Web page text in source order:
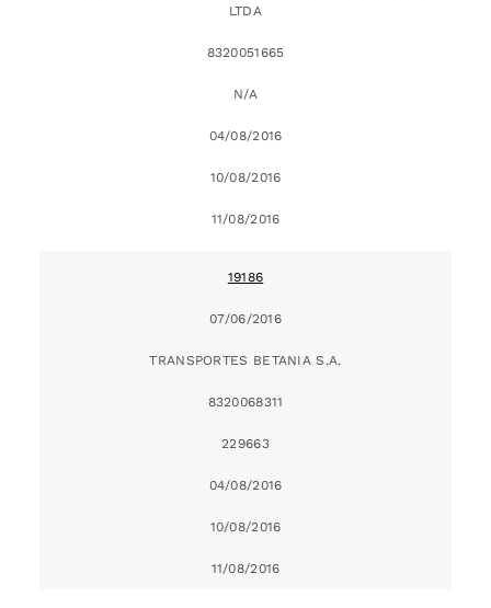
LTDA
8320051665
N/A
04/08/2016
10/08/2016
11/08/2016
19186
07/06/2016
TRANSPORTES BETANIA S.A.
8320068311
229663
04/08/2016
10/08/2016
11/08/2016